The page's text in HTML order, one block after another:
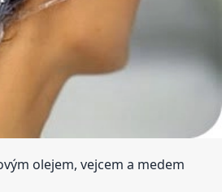
olejem, vejcem a medem